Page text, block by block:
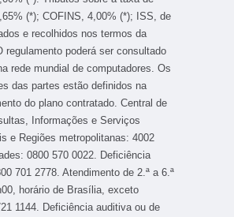
(*); COFINS, 4,00% (*); ISS, de
e recolhidos nos termos da
regulamento poderá ser consultado
rede mundial de computadores. Os
das partes estão definidos na
do plano contratado. Central de
Informações e Serviços
e Regiões metropolitanas: 4002
0800 570 0022. Deficiência
701 2778. Atendimento de 2.ª a 6.ª
horário de Brasília, exceto
1144. Deficiência auditiva ou de